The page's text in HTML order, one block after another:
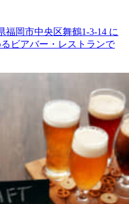
福岡市中央区舞鶴1-3-14 に
ビアバー・レストランで